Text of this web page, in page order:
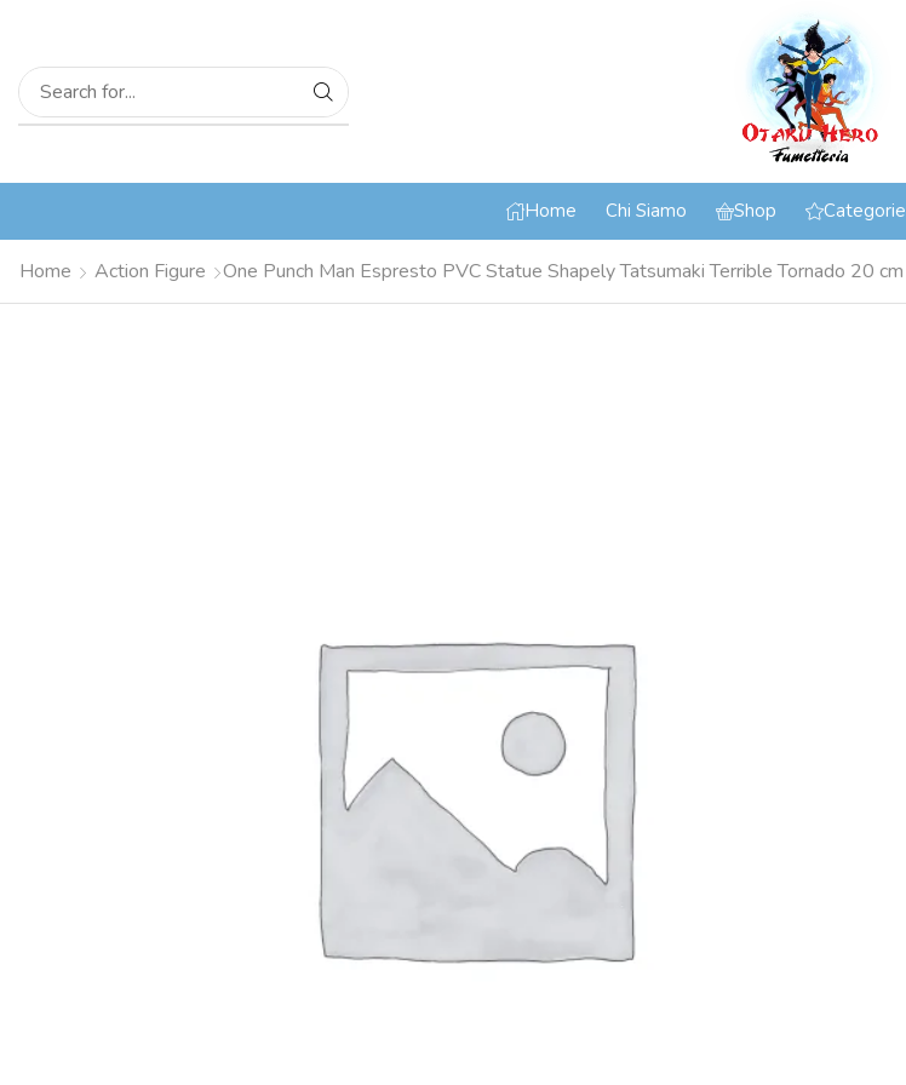
Home Chi Siamo Shop Categorie
Home Action Figure One Punch Man Espresto PVC Statue Shapely Tatsumaki Terrible Tornado 20 cm